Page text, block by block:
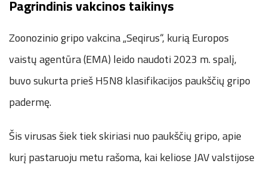
Pagrindinis vakcinos taikinys
Zoonozinio gripo vakcina „Seqirus“, kurią Europos
vaistų agentūra (EMA) leido naudoti 2023 m. spalį,
buvo sukurta prieš H5N8 klasifikacijos paukščių gripo
padermę.
Šis virusas šiek tiek skiriasi nuo paukščių gripo, apie
kurį pastaruoju metu rašoma, kai keliose JAV valstijose